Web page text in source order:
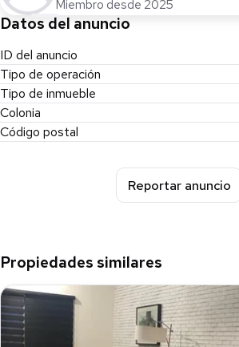
Miembro desde 2025
Datos del anuncio
ID del anuncio
Tipo de operación
Tipo de inmueble
Colonia
Código postal
Reportar anuncio
Propiedades similares